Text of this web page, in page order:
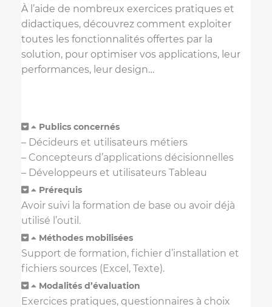
À l’aide de nombreux exercices pratiques et
didactiques, découvrez comment exploiter
toutes les fonctionnalités offertes par la
solution, pour optimiser vos applications, leur
performances, leur design…
Publics concernés
– Décideurs et utilisateurs métiers
– Concepteurs d’applications décisionnelles
– Développeurs et utilisateurs Tableau
Prérequis
Avoir suivi la formation de base ou avoir déjà
utilisé l’outil.
Méthodes mobilisées
Support de formation, fichier d’installation et
fichiers sources (Excel, Texte).
Modalités d’évaluation
Exercices pratiques, questionnaires à choix